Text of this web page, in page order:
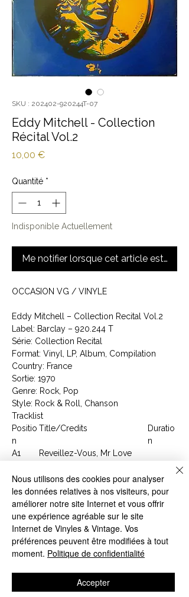
SKU : 202402-920244T-07
Eddy Mitchell - Collection
Récital Vol.2
10,00 €Prix
Quantité *
Indisponible Actuellement
Me notifier lorsque cet article est
OCCASION VG / VINYLE
Eddy Mitchell ‎– Collection Recital Vol.2
Label: Barclay ‎– 920.244 T
Série: Collection Recital
Format: Vinyl, LP, Album, Compilation
Country: France
Sortie: 1970
Genre: Rock, Pop
Style: Rock & Roll, Chanson
Tracklist
Positio
n
Title/Credits
Duratio
n
A1
Reveillez-Vous, Mr Love
A3
Le Diable Est La
A4
Je Ne Me Retournerai Pas
A5
Par Qui Le Scandale Arrive
A6
Otis
B1
Les Filles Des Magazines
B2
Seuls Les Anges Ont Des
Ailes
Il A Suffi D'une Fille
B5
Rien Qu'une Femme
Nous utilisons des cookies pour analyser
les données relatives à nos visiteurs, pour
améliorer notre site Internet et vous offrir
une expérience agréable sur le site
Internet de Vinyles & Vintage. Vos
préférences peuvent être modifiées à tout
moment. Politique de confidentialité
Accepter